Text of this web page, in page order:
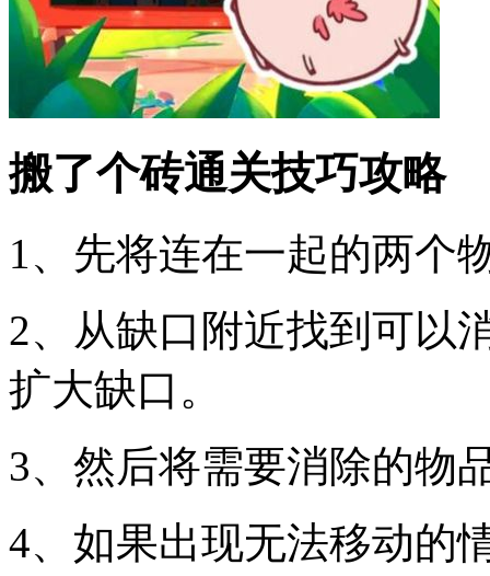
搬了个砖通关技巧攻略
1、先将连在一起的两个
2、从缺口附近找到可以
扩大缺口。
3、然后将需要消除的物
4、如果出现无法移动的